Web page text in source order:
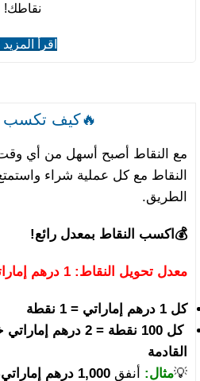
نقاطك!
اقرأ المزيد
🔥كيف تكسب
مع النقاط أصبح أسهل من أي
النقاط مع كل عملية شراء
الطريق.
💰 اكسب النقاط بمعدل رائع!
معدل تحويل النقاط: 1 درهم إماراتي = 1 نقطة
كل 1 درهم إماراتي = 1 نقطة
كل 100 نقطة = 2
القادمة
💡مثال: أنفق 1,000 درهم إماراتي